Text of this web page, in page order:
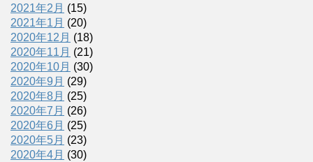
2021年2月 (15)
2021年1月 (20)
2020年12月 (18)
2020年11月 (21)
2020年10月 (30)
2020年9月 (29)
2020年8月 (25)
2020年7月 (26)
2020年6月 (25)
2020年5月 (23)
2020年4月 (30)